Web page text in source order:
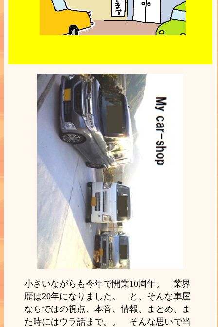
小さいながらも今年で開業10周年。 業界
歴は20年になりました。 と、そんな車屋
ならではの視点、本音、情報、まとめ、ま
た時にはウラ話まで。。 そんな思いで当